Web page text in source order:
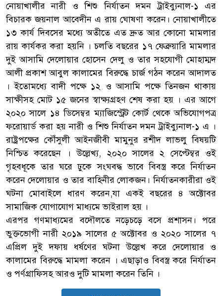
নোয়াখালীর নারী ও শিশু নির্যাতন দমন ট্রাইব্যুনাল-১ এর
বিচারক জয়নাল আবেদীন এ রায় ঘোষণা করেন। নোয়াখালীতে
১৩ কার্য দিবসের মধ্যে অতীতে এত দ্রুত আর কোনো মামলার
রায় কার্যকর করা হয়নি । চলতি বছরের ১৭ ফেব্রুয়ারি মামলার
দুই আসামি দেলোয়ার হোসেন দেলু ও তার সহযোগী মোহাম্মদ
আলী প্রকাশ আবুল কালামের বিরুদ্ধে চার্জ গঠন করেন আদালত
। ইতোমধ্যে বাদী পক্ষে ১২ ও আসামি পক্ষে তিনজন থাকায়
সাক্ষীসহ মোট ১৫ জনের স্বাক্ষ্যগ্রহণ শেষ করা হয় । এর আগে
২০২০ সালে ১৪ ডিসেম্বর ম্যাজিস্ট্রেট কোর্ট থেকে অভিযোগপত্র
ফরোয়ার্ড করা হয় নারী ও শিশু নির্যাতন দমন ট্রাইব্যুনাল-১ এ ।
রাষ্ট্রপক্ষের কৌঁসুলী আইনজীবী মামুনুর রশীদ লাভলু বিষয়টি
নিশ্চিত করেছেন । উল্লেখ্য, ২০২০ সালের ২ সেপ্টেম্বর ওই
গৃহবধূকে তার ঘরে ঢুকে সংঘবদ্ধ ভাবে বিবস্ত্র করে নির্যাতন
করেন দেলোয়ার ও তার বাহিনীর লোকজন। নির্যাতনকারীরা ওই
ঘটনা মোবাইলে ধারণ করেন,যা একই বছরের ৪ অক্টোবর
সামাজিক যোগাযোগ মাধ্যমে ভাইরাল হয় ।
এরপর গণমাধ্যমের বদৌলতে নড়েচড়ে বসে প্রশাসন। পরে
ভুক্তভোগী নারী ২০১৯ সালের ৫ অক্টোবর ও ২০২০ সালের ৭
এপ্রিল দুই দফায় ধর্ষণের ঘটনা উল্লেখ করে দেলোয়ার ও
কালামের বিরুদ্ধে মামলা করেন । এছাড়াও বিবস্ত্র করে নির্যাতন
ও পর্ণগ্রাফিসহ আরও দুটি মামলা করেন তিনি ।